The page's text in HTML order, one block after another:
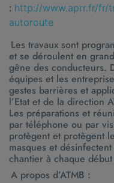
: http://www.aprr.fr/fr/
autoroute
Les travaux sont
et se déroulent en
gêne des conducteurs.
équipes et les
gestes barrières et
l’Etat et de la direction
Les préparations et
par téléphone ou par
protègent et protègent
masques et
chantier à chaque
A propos d’ATMB :